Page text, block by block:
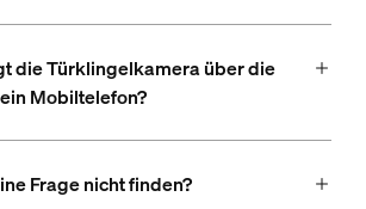
die Türklingelkamera über die
Mobiltelefon?
Frage nicht finden?